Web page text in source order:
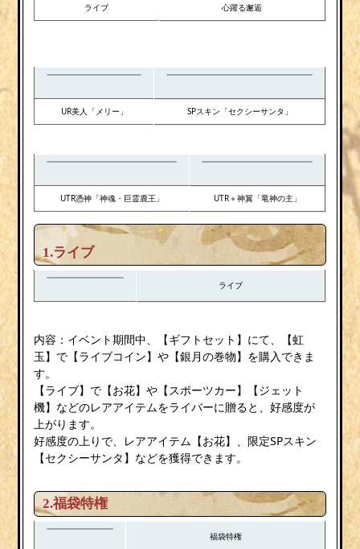
ライブ 心躍る邂逅
UR美人「メリー」 SPスキン「セクシーサンタ」
UTR憑神「神魂・巨霊鹿王」 UTR＋神翼「竜神の主」
1.ライブ
ライブ
内容：イベント期間中、【ギフトセット】にて、【虹
玉】で【ライブコイン】や【銀月の巻物】を購入できま
す。
【ライブ】で【お花】や【スポーツカー】【ジェット
機】などのレアアイテムをライバーに贈ると、好感度が
上がります。
好感度の上りで、レアアイテム【お花】、限定SPスキン
【セクシーサンタ】などを獲得できます。
2.福袋特権
福袋特権